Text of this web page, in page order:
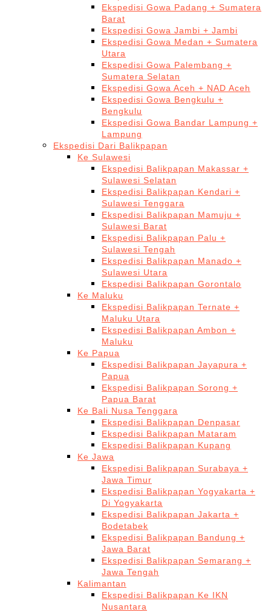
Ekspedisi Gowa Padang + Sumatera
Barat
Ekspedisi Gowa Jambi + Jambi
Ekspedisi Gowa Medan + Sumatera
Utara
Ekspedisi Gowa Palembang +
Sumatera Selatan
Ekspedisi Gowa Aceh + NAD Aceh
Ekspedisi Gowa Bengkulu +
Bengkulu
Ekspedisi Gowa Bandar Lampung +
Lampung
Ekspedisi Dari Balikpapan
Ke Sulawesi
Ekspedisi Balikpapan Makassar +
Sulawesi Selatan
Ekspedisi Balikpapan Kendari +
Sulawesi Tenggara
Ekspedisi Balikpapan Mamuju +
Sulawesi Barat
Ekspedisi Balikpapan Palu +
Sulawesi Tengah
Ekspedisi Balikpapan Manado +
Sulawesi Utara
Ekspedisi Balikpapan Gorontalo
Ke Maluku
Ekspedisi Balikpapan Ternate +
Maluku Utara
Ekspedisi Balikpapan Ambon +
Maluku
Ke Papua
Ekspedisi Balikpapan Jayapura +
Papua
Ekspedisi Balikpapan Sorong +
Papua Barat
Ke Bali Nusa Tenggara
Ekspedisi Balikpapan Denpasar
Ekspedisi Balikpapan Mataram
Ekspedisi Balikpapan Kupang
Ke Jawa
Ekspedisi Balikpapan Surabaya +
Jawa Timur
Ekspedisi Balikpapan Yogyakarta +
Di Yogyakarta
Ekspedisi Balikpapan Jakarta +
Bodetabek
Ekspedisi Balikpapan Bandung +
Jawa Barat
Ekspedisi Balikpapan Semarang +
Jawa Tengah
Kalimantan
Ekspedisi Balikpapan Ke IKN
Nusantara